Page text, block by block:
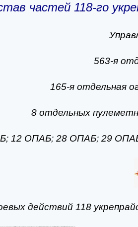
частей 118-го
563-я
165-я отдельная
8 отдельных
12 ОПАБ; 28 ОПАБ; 29
действий 118